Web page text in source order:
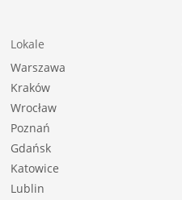
Lokale
Warszawa
Kraków
Wrocław
Poznań
Gdańsk
Katowice
Lublin